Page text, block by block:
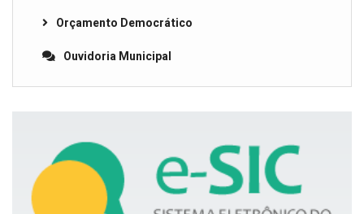
Orçamento Democrático
Ouvidoria Municipal